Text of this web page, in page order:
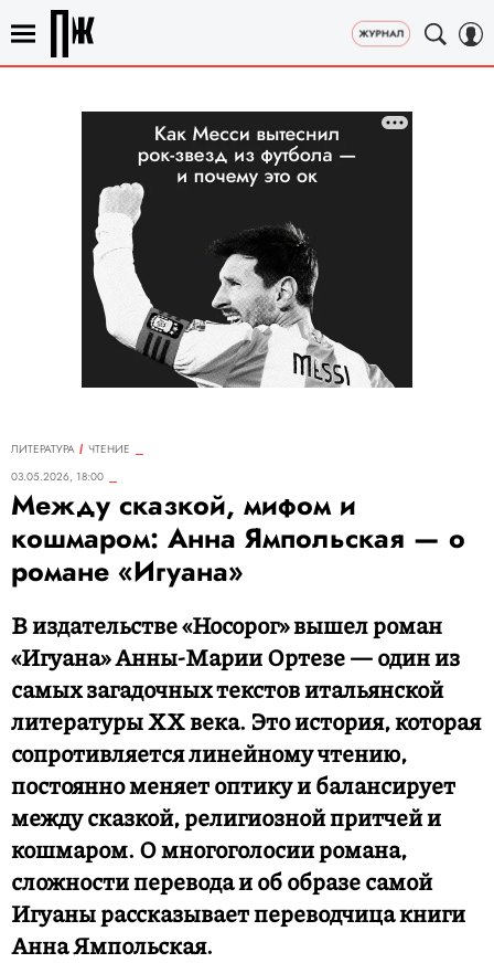
ЛИТЕРАТУРА
ЧТЕНИЕ
03.05.2026, 18:00
Между сказкой, мифом и
кошмаром: Анна Ямпольская — о
романе «Игуана»
В издательстве «Носорог» вышел роман
«Игуана» Анны-Марии Ортезе — один из
самых загадочных текстов итальянской
литературы XX века. Это история, которая
сопротивляется линейному чтению,
постоянно меняет оптику и балансирует
между сказкой, религиозной притчей и
кошмаром. О многоголосии романа,
сложности перевода и об образе самой
Игуаны рассказывает переводчица книги
Анна Ямпольская.